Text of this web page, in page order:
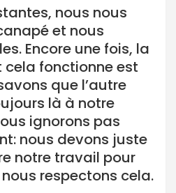
nous nous
et nous
Encore une fois, la
fonctionne est
que l’autre
là à notre
ignorons pas
nous devons juste
notre travail pour
respectons cela.